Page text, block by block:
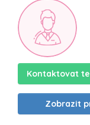
Kontaktovat
Zobrazit